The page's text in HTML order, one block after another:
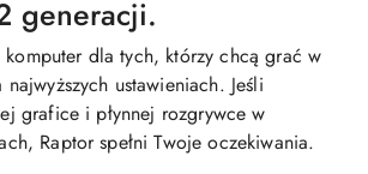
generacji.
komputer dla tych, którzy chcą grać w
ustawieniach. Jeśli
grafice i płynnej rozgrywce w
Raptor spełni Twoje oczekiwania.